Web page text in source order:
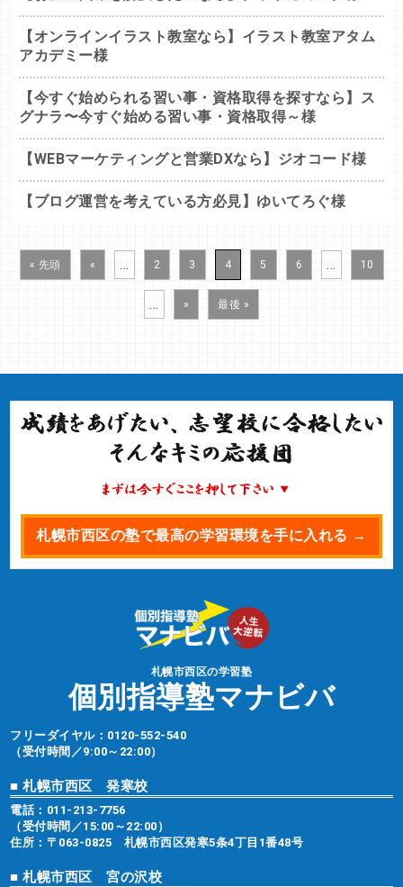
【オンラインイラスト教室なら】イラスト教室アタム
アカデミー様
【今すぐ始められる習い事・資格取得を探すなら】ス
グナラ〜今すぐ始める習い事・資格取得～様
【WEBマーケティングと営業DXなら】ジオコード様
【ブログ運営を考えている方必見】ゆいてろぐ様
« 先頭 « ... 2 3 4 5 6 ... 10
... » 最後 »
札幌市西区の塾で最高の学習環境を手に入れる →
札幌市西区の学習塾
個別指導塾マナビバ
フリーダイヤル： 0120-552-540
（受付時間／9:00～22:00）
■ 札幌市西区 発寒校
電話： 011-213-7756
（受付時間／15:00～22:00）
住所：〒063-0825 札幌市西区発寒5条4丁目1番48号
■ 札幌市西区 宮の沢校